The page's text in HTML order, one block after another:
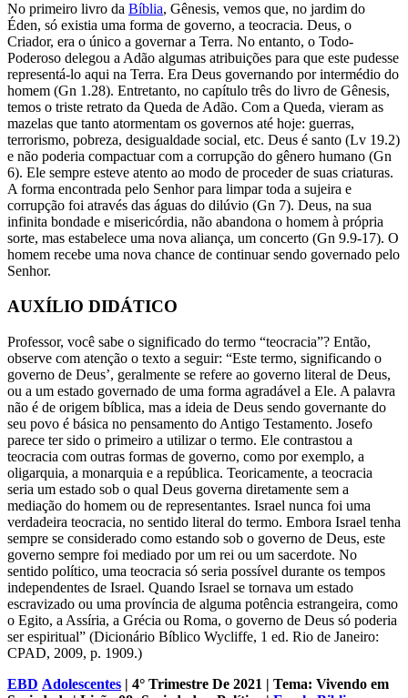
No primeiro livro da Bíblia, Gênesis, vemos que, no jardim do
Éden, só existia uma forma de governo, a teocracia. Deus, o
Criador, era o único a governar a Terra. No entanto, o Todo-
Poderoso delegou a Adão algumas atribuições para que este pudesse
representá-lo aqui na Terra. Era Deus governando por intermédio do
homem (Gn 1.28). Entretanto, no capítulo três do livro de Gênesis,
temos o triste retrato da Queda de Adão. Com a Queda, vieram as
mazelas que tanto atormentam os governos até hoje: guerras,
terrorismo, pobreza, desigualdade social, etc. Deus é santo (Lv 19.2)
e não poderia compactuar com a corrupção do gênero humano (Gn
6). Ele sempre esteve atento ao modo de proceder de suas criaturas.
A forma encontrada pelo Senhor para limpar toda a sujeira e
corrupção foi através das águas do dilúvio (Gn 7). Deus, na sua
infinita bondade e misericórdia, não abandona o homem à própria
sorte, mas estabelece uma nova aliança, um concerto (Gn 9.9-17). O
homem recebe uma nova chance de continuar sendo governado pelo
Senhor.
AUXÍLIO DIDÁTICO
Professor, você sabe o significado do termo “teocracia”? Então,
observe com atenção o texto a seguir: “Este termo, significando o
governo de Deus’, geralmente se refere ao governo literal de Deus,
ou a um estado governado de uma forma agradável a Ele. A palavra
não é de origem bíblica, mas a ideia de Deus sendo governante do
seu povo é básica no pensamento do Antigo Testamento. Josefo
parece ter sido o primeiro a utilizar o termo. Ele contrastou a
teocracia com outras formas de governo, como por exemplo, a
oligarquia, a monarquia e a república. Teoricamente, a teocracia
seria um estado sob o qual Deus governa diretamente sem a
mediação do homem ou de representantes. Israel nunca foi uma
verdadeira teocracia, no sentido literal do termo. Embora Israel tenha
sempre se considerado como estando sob o governo de Deus, este
governo sempre foi mediado por um rei ou um sacerdote. No
sentido político, uma teocracia só seria possível durante os tempos
independentes de Israel. Quando Israel se tornava um estado
escravizado ou uma província de alguma potência estrangeira, como
o Egito, a Assíria, a Grécia ou Roma, o governo de Deus só poderia
ser espiritual” (Dicionário Bíblico Wycliffe, 1 ed. Rio de Janeiro:
CPAD, 2009, p. 1909.)
EBD Adolescentes | 4° Trimestre De 2021 | Tema: Vivendo em